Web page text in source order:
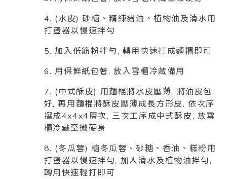
4. (水皮) 砂糖、精練豬油、植物油及清水用
打蛋器以慢速拌勻
5. 加入低筋粉拌勻, 轉用快速打成麵糰即可
6. 用保鮮紙包著, 放入雪櫃冷藏備用
7. (中式酥皮) 用麵棍將水皮壓薄, 將油皮包
好, 再用麵棍將酥皮壓薄成長方形皮, 依次序
摺成4x4x4層次, 三次工序成中式酥皮, 放雪
櫃冷藏至微硬身
8. (冬瓜蓉) 糖冬瓜蓉、砂糖、香油、糕粉用
打蛋器以慢速拌勻, 加入清水及植物油拌勻,
轉用快速輕打即可